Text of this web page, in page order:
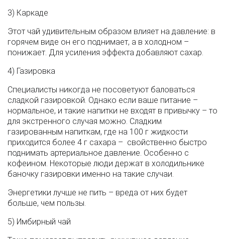
3) Каркаде
Этот чай удивительным образом влияет на давление: в
горячем виде он его поднимает, а в холодном –
понижает. Для усиления эффекта добавляют сахар.
4) Газировка
Специалисты никогда не посоветуют баловаться
сладкой газировкой. Однако если ваше питание –
нормальное, и такие напитки не входят в привычку – то
для экстренного случая можно. Сладким
газированным напиткам, где на 100 г жидкости
приходится более 4 г сахара – свойственно быстро
поднимать артериальное давление. Особенно с
кофеином. Некоторые люди держат в холодильнике
баночку газировки именно на такие случаи.
Энергетики лучше не пить – вреда от них будет
больше, чем пользы.
5) Имбирный чай